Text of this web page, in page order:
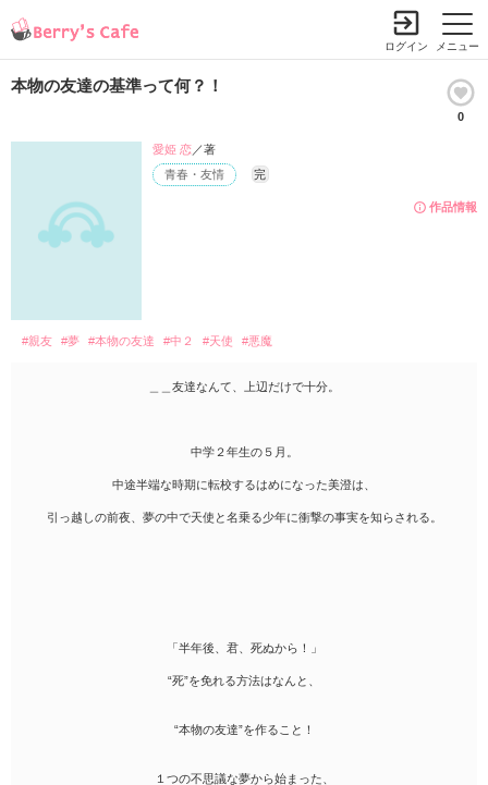
メニュー
ログイン
本物の友達の基準って何？！
0
作品情報
青春・友情 完
愛姫 恋／著
#親友 #夢 #本物の友達 #中２ #天使 #悪魔
＿＿友達なんて、上辺だけで十分。
中学２年生の５月。
中途半端な時期に転校するはめになった美澄は、
引っ越しの前夜、夢の中で天使と名乗る少年に衝撃の事実を知らされる。
「半年後、君、死ぬから！」
“死”を免れる方法はなんと、
“本物の友達”を作ること！
１つの不思議な夢から始まった、